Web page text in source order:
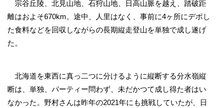
宗谷丘陵、北見山地、石狩山地、日高山脈を越え、踏破距
離はおよそ670km。途中、人里はなく、事前に4ヶ所にデポし
た食料などを回収しながらの長期縦走登山を単独で成し遂げ
た。
北海道を東西に真っ二つに分けるように縦断する分水嶺縦
断は、単独、パーティー問わず、未だかつて成し得た者はい
なかった。野村さんは昨年の2021年にも挑戦していたが、日